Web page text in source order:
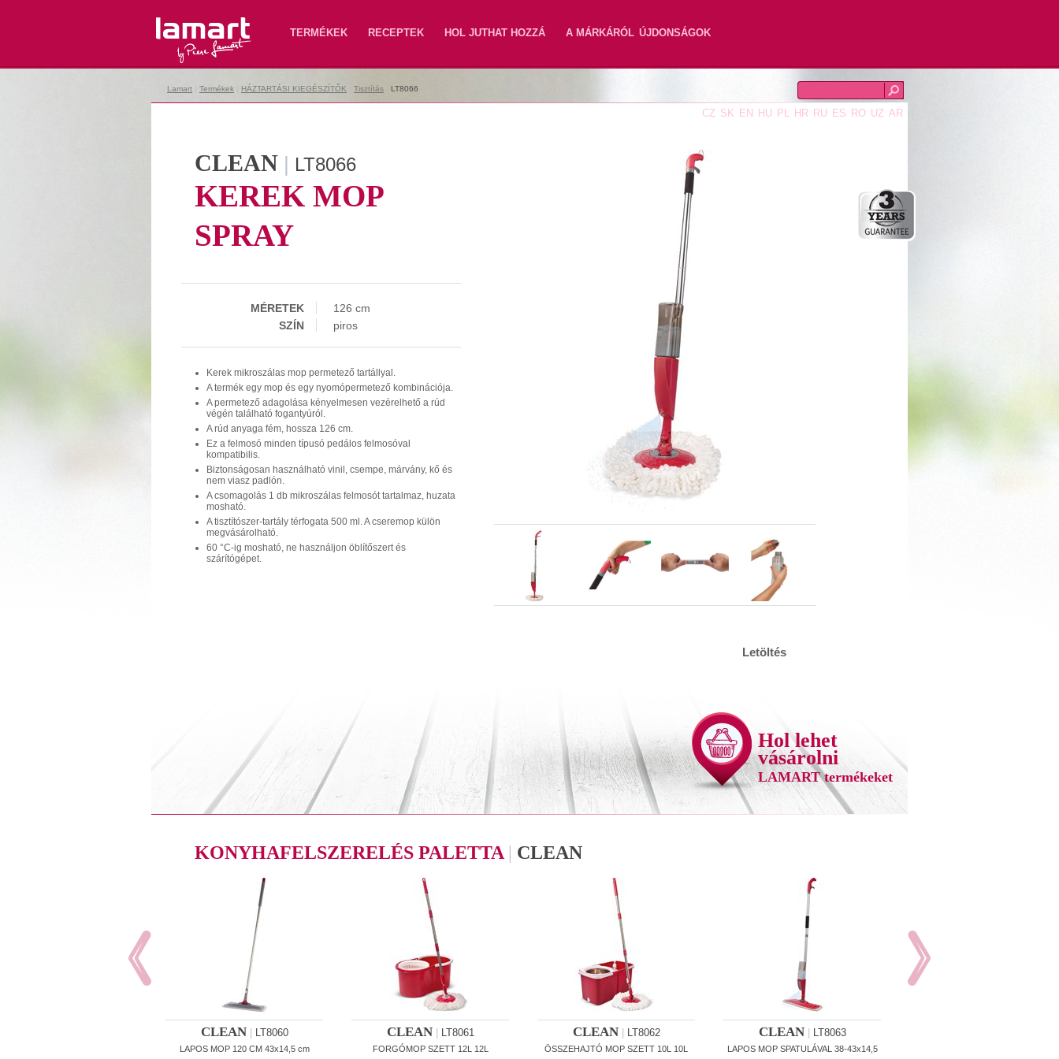
Lamart TERMÉKEK RECEPTEK HOL JUTHAT HOZZÁ A MÁRKÁRÓL ÚJDONSÁGOK
CZ SK EN HU PL HR RU ES RO UZ AR
Lamart Termékek HÁZTARTÁSI KIEGÉSZÍTŐK Tisztítás LT8066
Letöltés
CLEAN | LT8066
KEREK MOP
SPRAY
MÉRETEK
126 cm
SZÍN
piros
Kerek mikroszálas mop permetező tartállyal.
A termék egy mop és egy nyomópermetező kombinációja.
A permetező adagolása kényelmesen vezérelhető a rúd
végén található fogantyúról.
A rúd anyaga fém, hossza 126 cm.
Ez a felmosó minden típusó pedálos felmosóval
kompatibilis.
Biztonságosan használható vinil, csempe, márvány, kő és
nem viasz padlón.
A csomagolás 1 db mikroszálas felmosót tartalmaz, huzata
mosható.
A tisztítószer-tartály térfogata 500 ml. A cseremop külön
megvásárolható.
60 °C-ig mosható, ne használjon öblítőszert és
szárítógépet.
Hol lehet
vásárolni
LAMART termékeket
KONYHAFELSZERELÉS PALETTA | CLEAN
CLEAN LT8060
LAPOS MOP 120 CM 43x14,5 cm
CLEAN LT8061
FORGÓMOP SZETT 12L 12L
CLEAN LT8062
ÖSSZEHAJTÓ MOP SZETT 10L 10L
CLEAN LT8063
LAPOS MOP SPATULÁVAL 38-43x14,5